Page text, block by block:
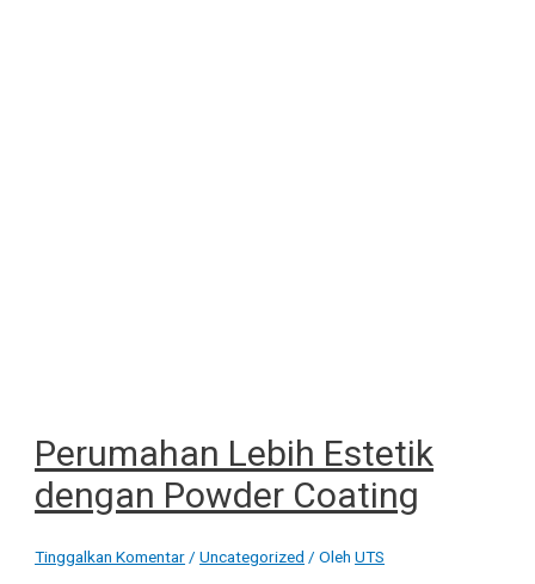
Perumahan Lebih Estetik
dengan Powder Coating
Tinggalkan Komentar/Uncategorized / OlehUTS